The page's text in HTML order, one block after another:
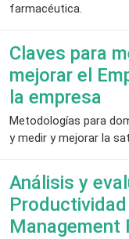
farmacéutica.
Claves para
mejorar el
la empresa
Metodologías para
y medir y mejorar la
Análisis y
Management